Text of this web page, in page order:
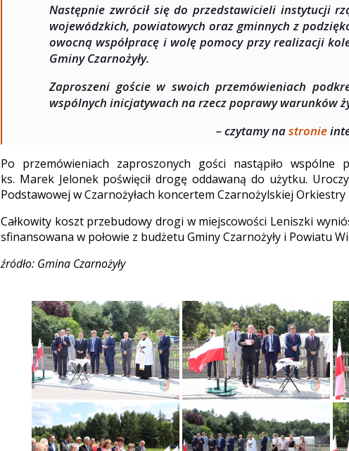
Następnie zwrócił się do przedstawicieli instytucji
wojewódzkich, powiatowych oraz gminnych z
owocną współpracę i wolę pomocy przy realizacji
Gminy Czarnożyły.
Zaproszeni goście w swoich przemówieniach
wspólnych inicjatywach na rzecz poprawy warunków
– czytamy nastronie
Po przemówieniach zaproszonych gości nastąpiło wspólne
ks. Marek Jelonek poświęcił drogę oddawaną do użytku.
Podstawowej w Czarnożyłach koncertem Czarnożylskiej
Całkowity koszt przebudowy drogi w miejscowości Leniszki
sfinansowana w połowie z budżetu Gminy Czarnożyły i Powiatu
źródło: Gmina Czarnożyły